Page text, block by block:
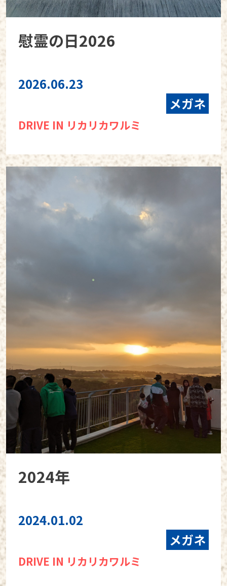
慰霊の日2026
2026.06.23
メガネ
DRIVE IN リカリカワルミ
2024年
2024.01.02
メガネ
DRIVE IN リカリカワルミ